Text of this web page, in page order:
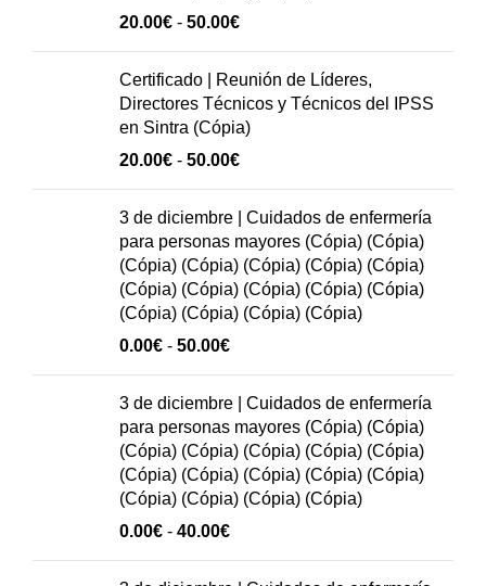
20.00€ - 50.00€Rango
precios:
20.00€
hasta
50.00€
Certificado | Reunión de Líderes,
Directores Técnicos y Técnicos del IPSS
en Sintra (Cópia)
20.00€ - 50.00€Rango
precios:
20.00€
hasta
50.00€
3 de diciembre | Cuidados de enfermería
para personas mayores (Cópia) (Cópia)
(Cópia) (Cópia) (Cópia) (Cópia) (Cópia)
(Cópia) (Cópia) (Cópia) (Cópia) (Cópia)
(Cópia) (Cópia) (Cópia) (Cópia)
0.00€ - 50.00€Rango
precios:
0.00€
hasta
50.00€
3 de diciembre | Cuidados de enfermería
para personas mayores (Cópia) (Cópia)
(Cópia) (Cópia) (Cópia) (Cópia) (Cópia)
(Cópia) (Cópia) (Cópia) (Cópia) (Cópia)
(Cópia) (Cópia) (Cópia) (Cópia)
0.00€ - 40.00€Rango
precios: